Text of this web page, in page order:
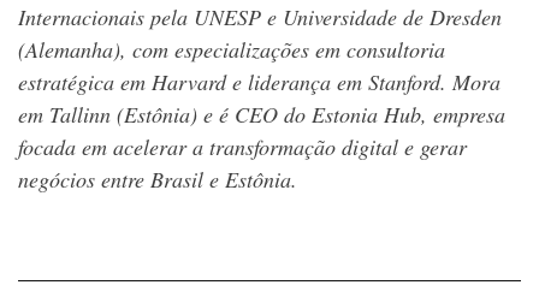
Internacionais pela UNESP e Universidade de Dresden
(Alemanha), com especializações em consultoria
estratégica em Harvard e liderança em Stanford. Mora
em Tallinn (Estônia) e é CEO do Estonia Hub, empresa
focada em acelerar a transformação digital e gerar
negócios entre Brasil e Estônia.